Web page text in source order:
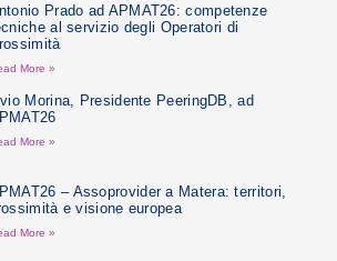
Prado ad APMAT26: competenze
al servizio degli Operatori di
More »
Morina, Presidente PeeringDB, ad
More »
– Assoprovider a Matera: territori,
e visione europea
More »